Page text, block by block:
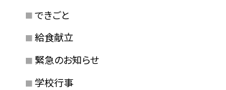
できごと
給食献立
緊急のお知らせ
学校行事